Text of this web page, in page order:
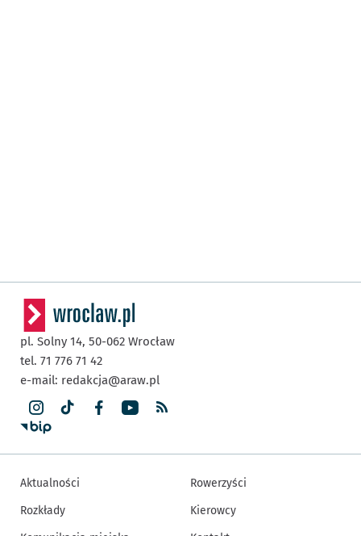
pl. Solny 14, 50-062 Wrocław
tel. 71 776 71 42
e-mail: redakcja@araw.pl
Aktualności
Rozkłady
Rowerzyści
Kierowcy